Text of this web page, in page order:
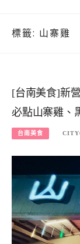
標籤: 山寨雞
[台南美食]新
必點山寨雞、
台南美食